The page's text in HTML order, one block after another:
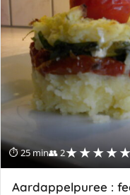
⏱ 25 min👥 2
Aardappelpuree :